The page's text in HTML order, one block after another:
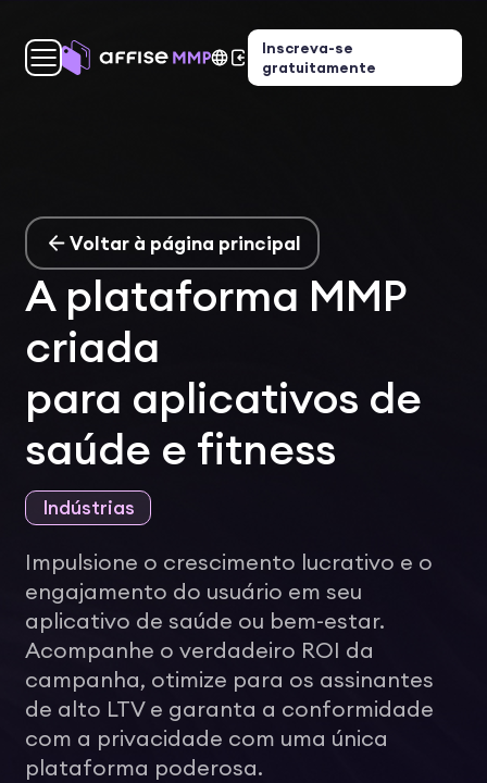
Inscreva-se
gratuitamente
Voltar à página principal
A plataforma MMP
criada
para aplicativos de
saúde e fitness
Indústrias
Impulsione o crescimento lucrativo e o
engajamento do usuário em seu
aplicativo de saúde ou bem-estar.
Acompanhe o verdadeiro ROI da
campanha, otimize para os assinantes
de alto LTV e garanta a conformidade
com a privacidade com uma única
plataforma poderosa.